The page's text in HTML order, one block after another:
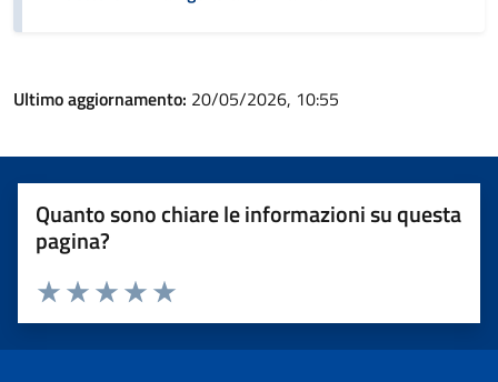
Ultimo aggiornamento: 20/05/2026, 10:55
Quanto sono chiare le informazioni su questa
pagina?
Valuta 5 stelle su 5
Valuta 4 stelle su 5
Valuta 3 stelle su 5
Valuta 2 stelle su 5
Valuta 1 stelle su 5